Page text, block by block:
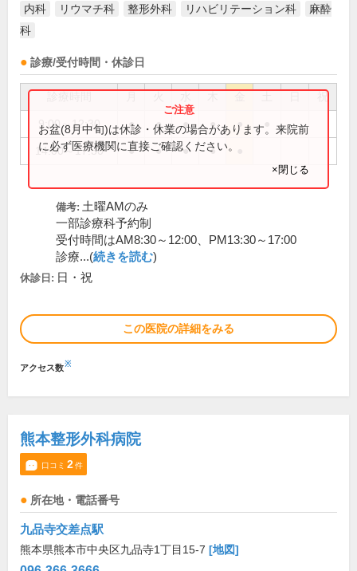
内科 リウマチ科 整形外科 リハビリテーション科
麻酔
科
診療/受付時間・休診日
祝
9:00～12:30 ● ● ● ● ●
14:00～17:30 ● ● ● ●
お盆(8月中旬)は休診・休業の場合があります。来院前
に必ず医療機関に直接ご確認ください。
×閉じる
備考: 土曜AMのみ
一部診療科予約制
受付時間はAM8:30～12:00、PM13:30～17:00
診療...(続きを読む)
休診日: 日・祝
この医院の詳細をみる
アクセス数※
熊本整形外科病院
口コミ 2件
所在地・電話番号
九品寺交差点駅
熊本県熊本市中央区九品寺1丁目15-7 [地図]